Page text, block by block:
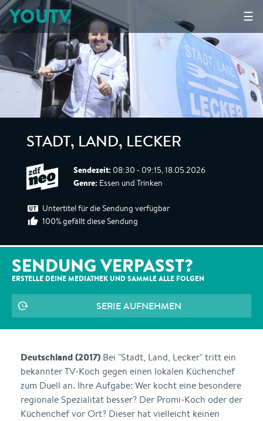
☰
YOUTV
STADT, LAND, LECKER
Sendezeit: 08:30 - 09:15, 18.05.2026
Genre: Essen und Trinken
Untertitel für die Sendung verfügbar
100% gefällt diese Sendung
SENDUNG VERPASST?
ERSTELLE DEINE MEDIATHEK UND SAMMLE ALLE FOLGEN
SERIE AUFNEHMEN
Deutschland (2017) Bei "Stadt, Land, Lecker" tritt ein
bekannter TV-Koch gegen einen lokalen Küchenchef
zum Duell an. Ihre Aufgabe: Wer kocht eine besondere
regionale Spezialität besser? Der Promi-Koch oder der
Küchenchef vor Ort? Dieser hat vielleicht keinen